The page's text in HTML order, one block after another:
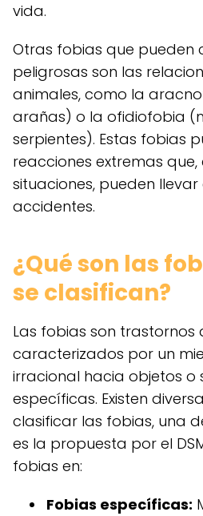
vida.
Otras fobias que pueden
peligrosas son las
animales, como la
arañas) o la ofidiofobia
serpientes). Estas fobias
reacciones extremas
situaciones, pueden llevar
accidentes.
¿Qué son las
se clasifican?
Las fobias son trastornos
caracterizados por un
irracional hacia objetos o
específicas. Existen
clasificar las fobias, una
es la propuesta por el
fobias en:
Fobias específicas: